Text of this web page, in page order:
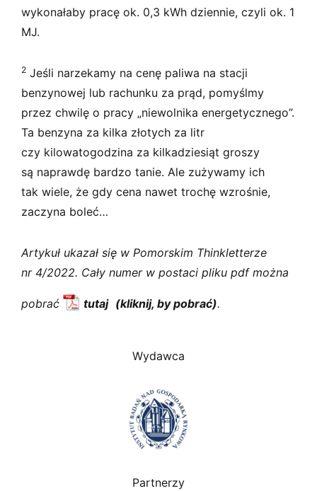
wykonałaby pracę ok. 0,3 kWh dziennie, czyli ok. 1
MJ.
2 Jeśli narzekamy na cenę paliwa na stacji
benzynowej lub rachunku za prąd, pomyślmy
przez chwilę o pracy „niewolnika energetycznego”.
Ta benzyna za kilka złotych za litr
czy kilowatogodzina za kilkadziesiąt groszy
są naprawdę bardzo tanie. Ale zużywamy ich
tak wiele, że gdy cena nawet trochę wzrośnie,
zaczyna boleć…
Artykuł ukazał się w Pomorskim Thinkletterze
nr 4/2022. Cały numer w postaci pliku pdf można
pobrać tutaj .
Wydawca
Partnerzy